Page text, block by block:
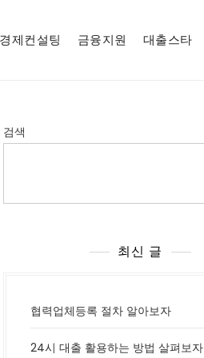
경제컨설팅 금융지원 대출스타
검색
최신 글
협력업체등록 절차 알아보자
24시 대출 활용하는 방법 살펴보자